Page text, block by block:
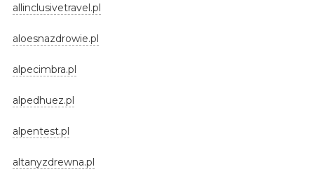
allinclusivetravel.pl
aloesnazdrowie.pl
alpecimbra.pl
alpedhuez.pl
alpentest.pl
altanyzdrewna.pl